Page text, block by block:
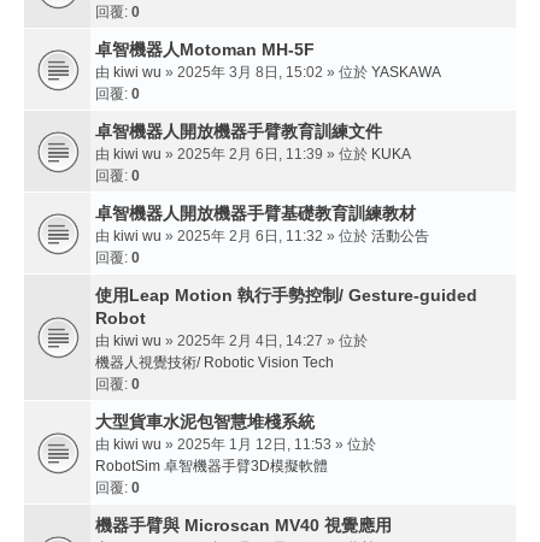
回覆: 0
卓智機器人Motoman MH-5F
由 kiwi wu » 2025年 3月 8日, 15:02 » 位於 YASKAWA
回覆: 0
卓智機器人開放機器手臂教育訓練文件
由 kiwi wu » 2025年 2月 6日, 11:39 » 位於 KUKA
回覆: 0
卓智機器人開放機器手臂基礎教育訓練教材
由 kiwi wu » 2025年 2月 6日, 11:32 » 位於 活動公告
回覆: 0
使用Leap Motion 執行手勢控制/ Gesture-guided
Robot
由 kiwi wu » 2025年 2月 4日, 14:27 » 位於
機器人視覺技術/ Robotic Vision Tech
回覆: 0
大型貨車水泥包智慧堆棧系統
由 kiwi wu » 2025年 1月 12日, 11:53 » 位於
RobotSim 卓智機器手臂3D模擬軟體
回覆: 0
機器手臂與 Microscan MV40 視覺應用